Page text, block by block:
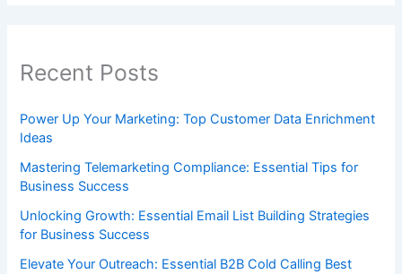
Recent Posts
Power Up Your Marketing: Top Customer Data Enrichment
Ideas
Mastering Telemarketing Compliance: Essential Tips for
Business Success
Unlocking Growth: Essential Email List Building Strategies
for Business Success
Elevate Your Outreach: Essential B2B Cold Calling Best